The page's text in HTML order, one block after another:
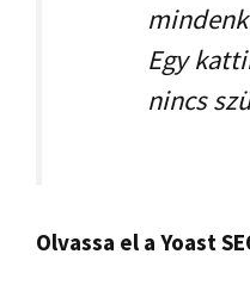
Egy
nincs
Olvassa el a Yoast